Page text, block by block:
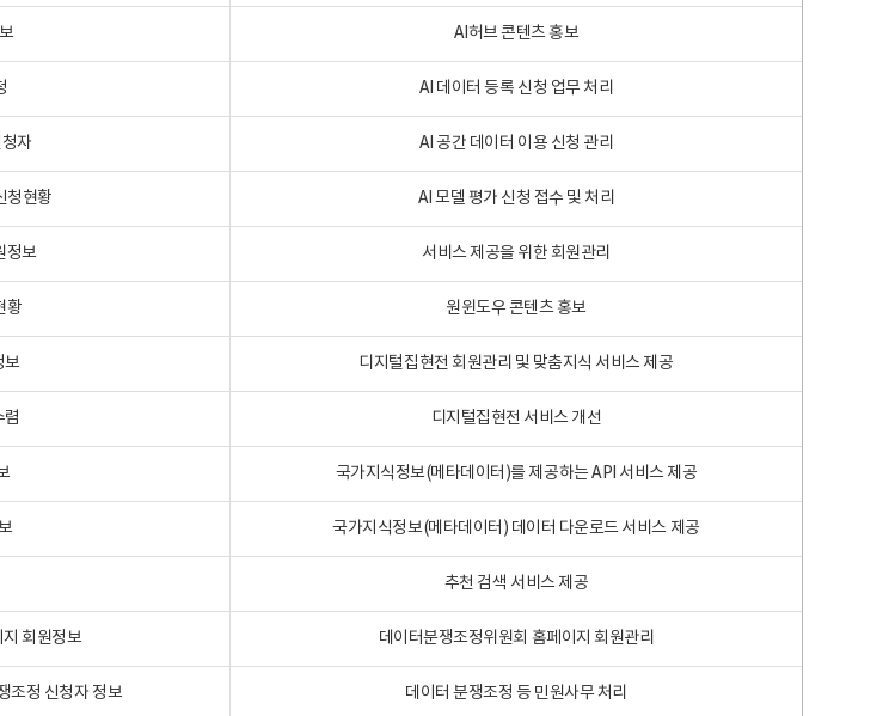
AI허브 콘텐츠 홍보
AI 데이터 등록 신청 업무 처리
자 AI 공간 데이터 이용 신청 관리
청현황 AI 모델 평가 신청 접수 및 처리
정보 서비스 제공을 위한 회원관리
황 원윈도우 콘텐츠 홍보
보 디지털집현전 회원관리 및 맞춤지식 서비스 제공
렴 디지털집현전 서비스 개선
국가지식정보(메타데이터)를 제공하는 API 서비스 제공
국가지식정보(메타데이터) 데이터 다운로드 서비스 제공
추천 검색 서비스 제공
회원정보 데이터분쟁조정위원회 홈페이지 회원관리
조정 신청자 정보 데이터 분쟁조정 등 민원사무 처리